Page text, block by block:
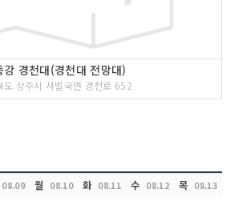
강 경천대(경천대 전망대)
도 상주시 사벌국면 경천로 652
08.09 월 08.10 화 08.11 수 08.12 목 08.13